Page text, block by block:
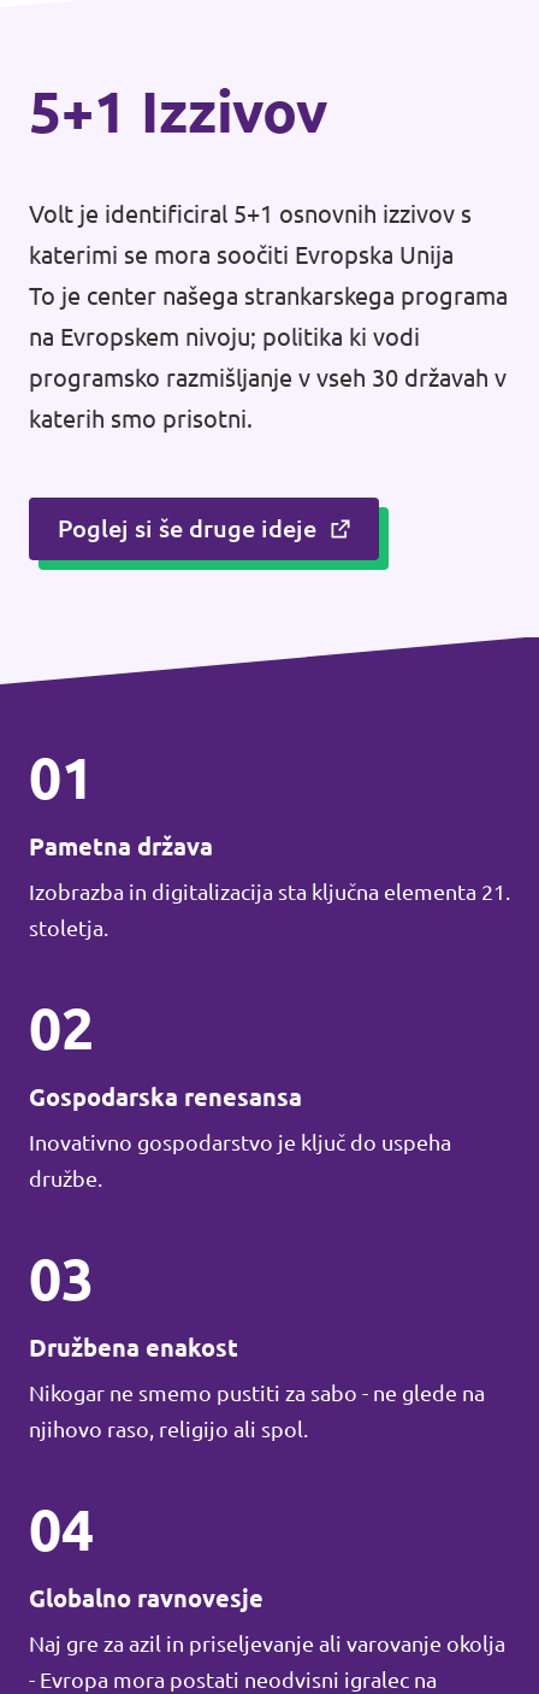
5+1 Izzivov
Volt je identificiral 5+1 osnovnih izzivov s
katerimi se mora soočiti Evropska Unija
To je center našega strankarskega programa
na Evropskem nivoju; politika ki vodi
programsko razmišljanje v vseh 30 državah v
katerih smo prisotni.
Poglej si še druge ideje
01
Pametna država
Izobrazba in digitalizacija sta ključna elementa 21.
stoletja.
02
Gospodarska renesansa
Inovativno gospodarstvo je ključ do uspeha
družbe.
03
Družbena enakost
Nikogar ne smemo pustiti za sabo - ne glede na
njihovo raso, religijo ali spol.
04
Globalno ravnovesje
Naj gre za azil in priseljevanje ali varovanje okolja
- Evropa mora postati neodvisni igralec na